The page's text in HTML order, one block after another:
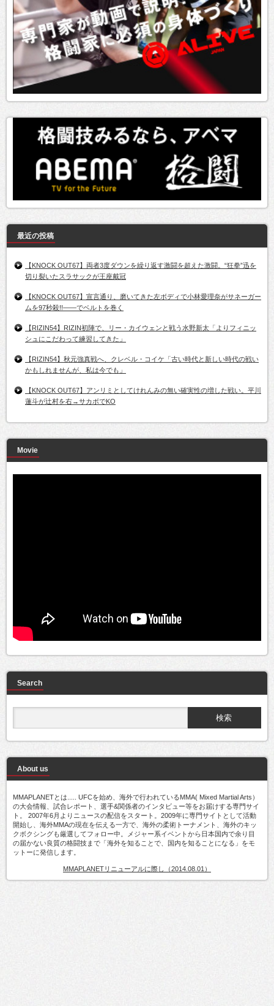
最近の投稿
【KNOCK OUT67】両者3度ダウンを繰り返す激闘を超えた激闘。“狂拳”迅を
切り裂いたスラサックが王座戴冠
【KNOCK OUT67】宣言通り、磨いてきた左ボディで小林愛理奈がサネーガー
ムを97秒殺!!――でベルトを巻く
【RIZIN54】RIZIN初陣で、リー・カイウェンと戦う水野新太「よりフィニッ
シュにこだわって練習してきた」
【RIZIN54】秋元強真戦へ、クレベル・コイケ「古い時代と新しい時代の戦い
かもしれませんが、私は今でも」
【KNOCK OUT67】アンリミとしてけれんみの無い確実性の増した戦い。平川
蓮斗が辻村を右→サカボでKO
Movie
Search
About us
MMAPLANETとは..... UFCを始め、海外で行われているMMA( Mixed Martial Arts）
の大会情報、試合レポート、選手&関係者のインタビュー等をお届けする専門サイ
ト。 2007年6月よりニュースの配信をスタート。2009年に専門サイトとして活動
開始し、海外MMAの現在を伝える一方で、海外の柔術トーナメント、海外のキッ
クボクシングも厳選してフォロー中。メジャー系イベントから日本国内で余り目
の届かない良質の格闘技まで「海外を知ることで、国内を知ることになる」をモ
ットーに発信します。
MMAPLANETリニューアルに際し（2014.08.01）